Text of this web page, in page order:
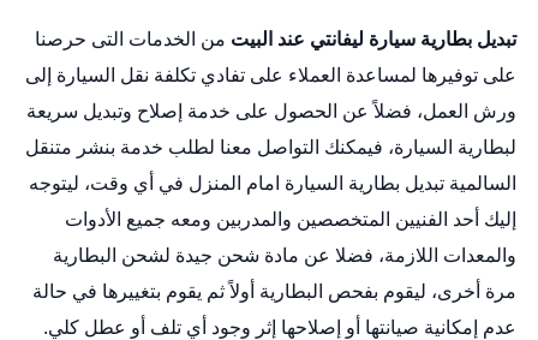
تبديل بطارية سيارة ليفانتي عند البيت من الخدمات التى حرصنا
على توفيرها لمساعدة العملاء على تفادي تكلفة نقل السيارة إلى
ورش العمل، فضلاً عن الحصول على خدمة إصلاح وتبديل سريعة
لبطارية السيارة، فيمكنك التواصل معنا لطلب خدمة بنشر متنقل
السالمية تبديل بطارية السيارة امام المنزل في أي وقت، ليتوجه
إليك أحد الفنيين المتخصصين والمدربين ومعه جميع الأدوات
والمعدات اللازمة، فضلا عن مادة شحن جيدة لشحن البطارية
مرة أخرى، ليقوم بفحص البطارية أولاً ثم يقوم بتغييرها في حالة
عدم إمكانية صيانتها أو إصلاحها إثر وجود أي تلف أو عطل كلي.